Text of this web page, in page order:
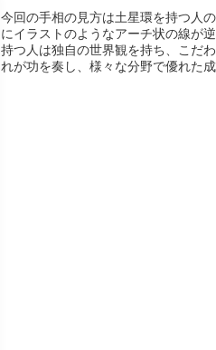
今回の手相の見方は土星環を持つ人
にイラストのようなアーチ状の線が
持つ人は独自の世界観を持ち、こだ
れが功を奏し、様々な分野で優れた成